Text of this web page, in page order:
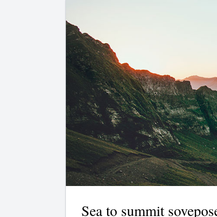
Sea to summit